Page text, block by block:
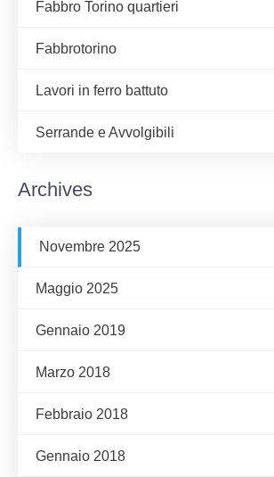
Fabbro Torino quartieri
Fabbrotorino
Lavori in ferro battuto
Serrande e Avvolgibili
Archives
Novembre 2025
Maggio 2025
Gennaio 2019
Marzo 2018
Febbraio 2018
Gennaio 2018